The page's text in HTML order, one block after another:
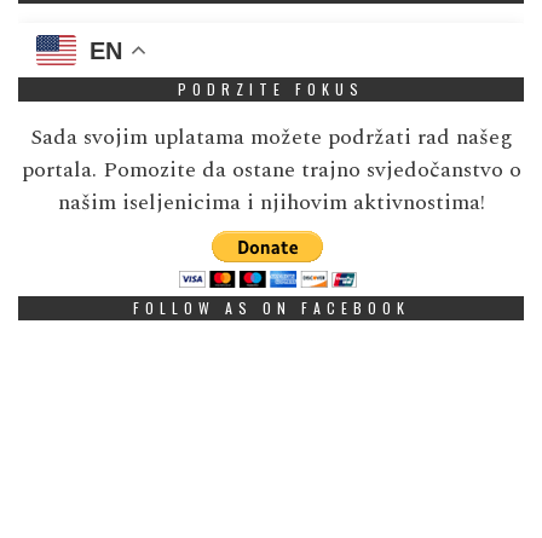
EN
PODRZITE FOKUS
Sada svojim uplatama možete podržati rad našeg
portala. Pomozite da ostane trajno svjedočanstvo o
našim iseljenicima i njihovim aktivnostima!
FOLLOW AS ON FACEBOOK